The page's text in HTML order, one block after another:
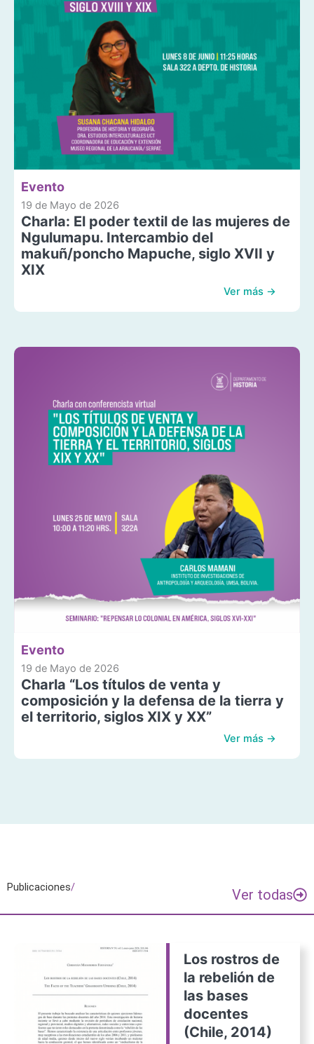
Evento
19 de Mayo de 2026
Charla: El poder textil de las mujeres de
Ngulumapu. Intercambio del
makuñ/poncho Mapuche, siglo XVII y
XIX
Ver más →
Evento
19 de Mayo de 2026
Charla “Los títulos de venta y
composición y la defensa de la tierra y
el territorio, siglos XIX y XX”
Ver más →
Publicaciones/ Ver todas
Los rostros de
la rebelión de
las bases
docentes
(Chile, 2014)